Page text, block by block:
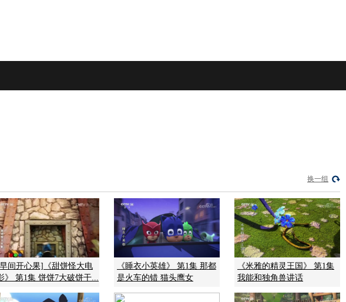
换一组
间开心果]《甜饼怪大电
》 第1集 饼饼7大破饼干...
《睡衣小英雄》 第1集 那都
是火车的错 猫头鹰女
《米雅的精灵王国》 第1集
我能和独角兽讲话